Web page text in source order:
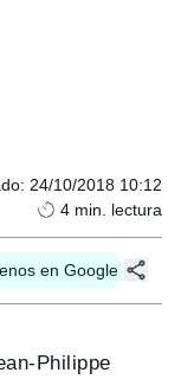
: 24/10/2018 10:12
4 min. lectura
en Google
Philippe